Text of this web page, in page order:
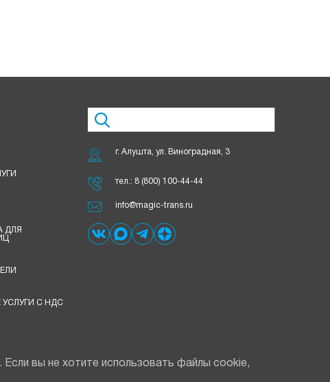
ДЛЯ
УСЛУГИ С НДС
г. Алушта, ул. Виноградная, 3
тел.: 8 (800) 100-44-44
info@magic-trans.ru
вы не хотите использовать файлы cookie,